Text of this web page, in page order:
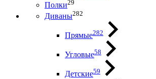
Полки29
Диваны282
Прямые282
Угловые58
Детские59